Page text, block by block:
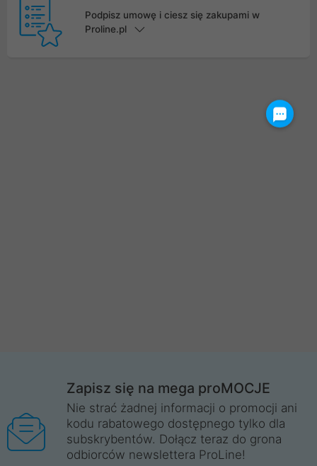
Podpisz umowę i ciesz się zakupami w
Proline.pl
Zapisz się na mega proMOCJE
Nie strać żadnej informacji o promocji ani
kodu rabatowego dostępnego tylko dla
subskrybentów. Dołącz teraz do grona
odbiorców newslettera ProLine!